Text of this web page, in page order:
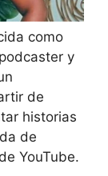
como
y
de
historias
de
YouTube.